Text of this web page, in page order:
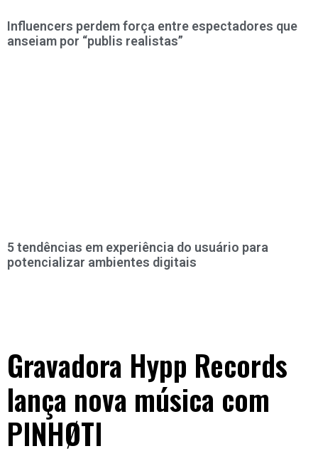
Influencers perdem força entre espectadores que
anseiam por “publis realistas”
5 tendências em experiência do usuário para
potencializar ambientes digitais
Gravadora Hypp Records
lança nova música com
PINHØTI